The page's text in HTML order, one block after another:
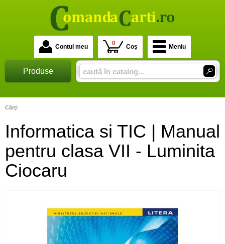
Contul meu 0 Coș Meniu
Produse
Cărţi
Informatica si TIC | Manual
pentru clasa VII - Luminita
Ciocaru